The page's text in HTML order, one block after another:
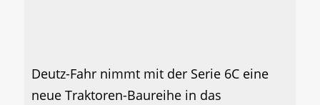
Deutz-Fahr nimmt mit der Serie 6C eine
neue Traktoren-Baureihe in das